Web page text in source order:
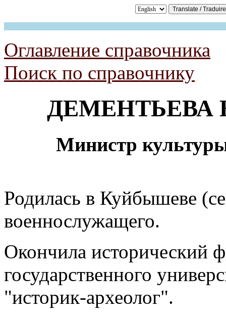
Оглавление справочника
Поиск по справочнику
ДЕМЕНТЬЕВА
Министр
Родилась в Куйбышеве
военнослужащего.
Окончила исторический
государственного
"историк-археолог".